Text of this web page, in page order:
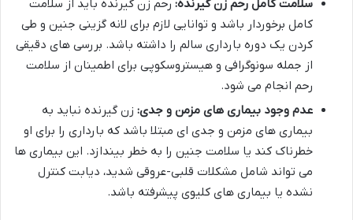
سلامت کامل رحم زن گیرنده: رحم زن گیرنده باید از سلامت
کامل برخوردار باشد و توانایی لازم برای لانه گزینی جنین و طی
کردن یک دوره بارداری سالم را داشته باشد. بررسی های دقیقی
از جمله سونوگرافی و هیستروسکوپی برای اطمینان از سلامت
رحم انجام می شود.
عدم وجود بیماری های مزمن و جدی: زن گیرنده نباید به
بیماری های مزمن و جدی ای مبتلا باشد که بارداری را برای او
خطرناک کند یا سلامت جنین را به خطر بیندازد. این بیماری ها
می تواند شامل مشکلات قلبی-عروقی شدید، دیابت کنترل
نشده یا بیماری های کلیوی پیشرفته باشد.